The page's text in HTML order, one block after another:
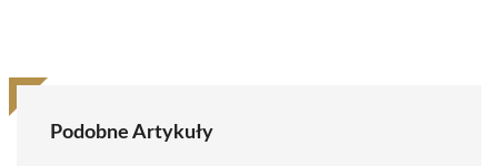
Podobne Artykuły